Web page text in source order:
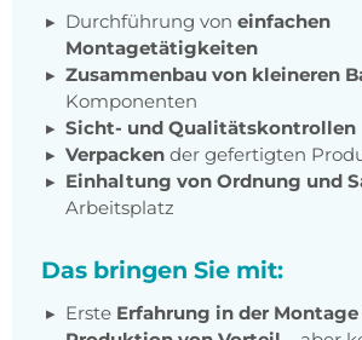
Durchführung von einfachen
Montagetätigkeiten
Zusammenbau von kleineren
Komponenten
Sicht- und Qualitätskontrollen
Verpacken der gefertigten
Einhaltung von Ordnung und
Arbeitsplatz
Das bringen Sie mit:
Erste Erfahrung in der Montage